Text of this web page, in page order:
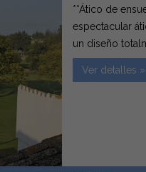
**Ático de
espectacular
un diseño
gusto, este
Ver detalles »